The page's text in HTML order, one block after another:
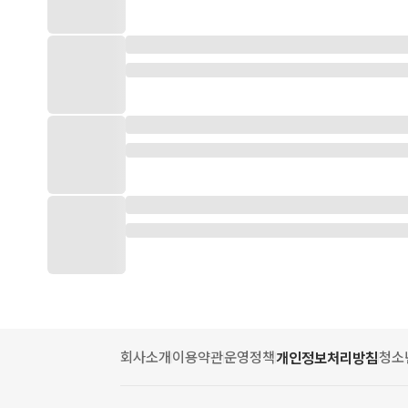
회사소개이용약관운영정책개인정보처리방침청소